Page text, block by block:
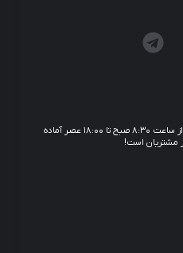
مدیریت روابط عمومی فروشگاه روبان قرمز از ساعت ۸:۳۰ صبح تا ۱۸:۰۰ عصر آماده
مشتریان است!